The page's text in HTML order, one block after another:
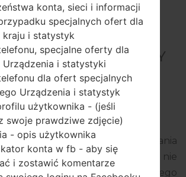
#75909
- SAMSUNGGALAXY
→Galaxy S8 →SamsungSCV36
aktualizację oprogramowania
Samsung Galaxy S8, ale nie
czy numer modelu Twojego
konta, sieci i informacji
specjalnych ofert dla
kraju i statystyk
specjalne oferty dla
Urządzenia i statystyki
dla ofert specjalnych
Urządzenia i statystyk
użytkownika - (jeśli
swoje prawdziwe zdjęcie)
- opis użytkownika
konta w fb - aby się
i zostawić komentarze